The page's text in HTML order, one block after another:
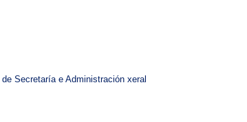
Secretaría e Administración xeral